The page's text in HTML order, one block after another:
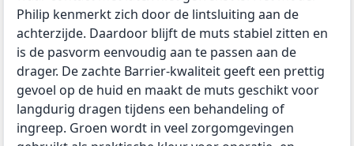
Philip kenmerkt zich door de lintsluiting aan de
achterzijde. Daardoor blijft de muts stabiel zitten en
is de pasvorm eenvoudig aan te passen aan de
drager. De zachte Barrier-kwaliteit geeft een prettig
gevoel op de huid en maakt de muts geschikt voor
langdurig dragen tijdens een behandeling of
ingreep. Groen wordt in veel zorgomgevingen